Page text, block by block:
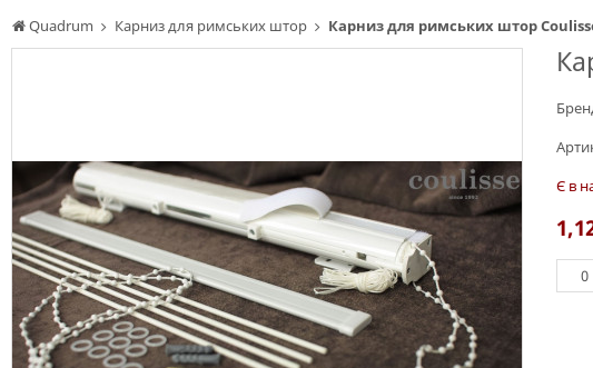
Quadrum Карниз для римських штор Карниз для римських штор
Є в